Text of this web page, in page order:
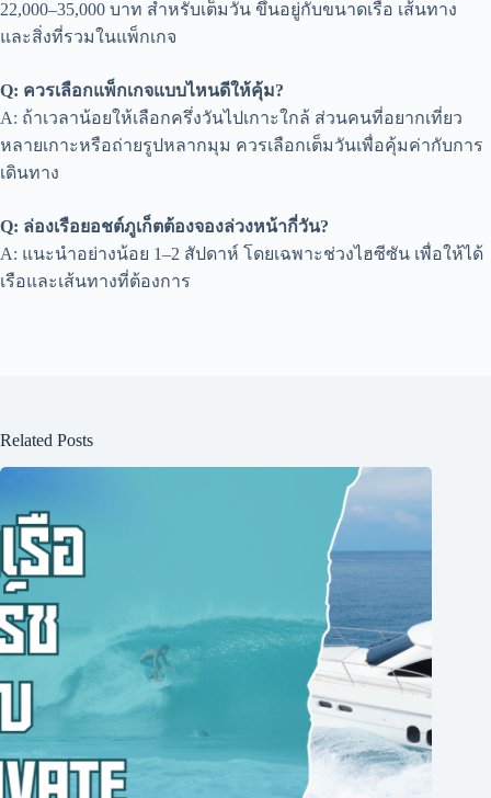
22,000–35,000 บาท สำหรับเต็มวัน ขึ้นอยู่กับขนาดเรือ เส้นทาง
และสิ่งที่รวมในแพ็กเกจ
Q: ควรเลือกแพ็กเกจแบบไหนดีให้คุ้ม?
A: ถ้าเวลาน้อยให้เลือกครึ่งวันไปเกาะใกล้ ส่วนคนที่อยากเที่ยว
หลายเกาะหรือถ่ายรูปหลากมุม ควรเลือกเต็มวันเพื่อคุ้มค่ากับการ
เดินทาง
Q: ล่องเรือยอชต์ภูเก็ตต้องจองล่วงหน้ากี่วัน?
A: แนะนำอย่างน้อย 1–2 สัปดาห์ โดยเฉพาะช่วงไฮซีซัน เพื่อให้ได้
เรือและเส้นทางที่ต้องการ
Related Posts